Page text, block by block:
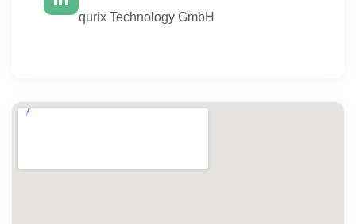
qurix Technology GmbH